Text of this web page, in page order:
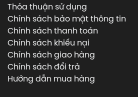
Thỏa thuận sử dụng
Chính sách bảo mật thông tin
Chính sách thanh toán
Chính sách khiếu nại
Chính sách giao hàng
Chính sách đổi trả
Hướng dẫn mua hàng